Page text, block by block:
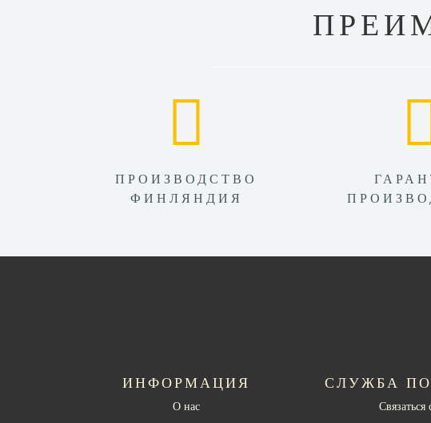
ПРОИЗВОДСТВО
ФИНЛЯНДИЯ
ИНФОРМАЦИЯ
О нас
СЛУЖБА
Связаться